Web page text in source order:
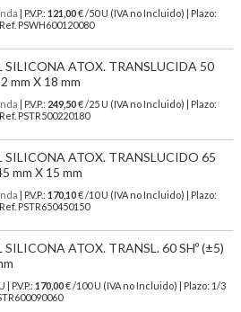
| P.V.P.: 121,00€ /50 U (IVA no Incluido) | Plazo:
PSWH600120080
SILICONA ATOX. TRANSLUCIDA 50
mm X 18 mm
| P.V.P.: 249,50€ /25 U (IVA no Incluido) | Plazo:
PSTR500220180
SILICONA ATOX. TRANSLUCIDO 65
mm X 15 mm
| P.V.P.: 170,10€ /10 U (IVA no Incluido) | Plazo:
PSTR650450150
SILICONA ATOX. TRANSL. 60 SHº (±5)
| P.V.P.: 170,00€/100 U (IVA no Incluido)
| Plazo: 1/3